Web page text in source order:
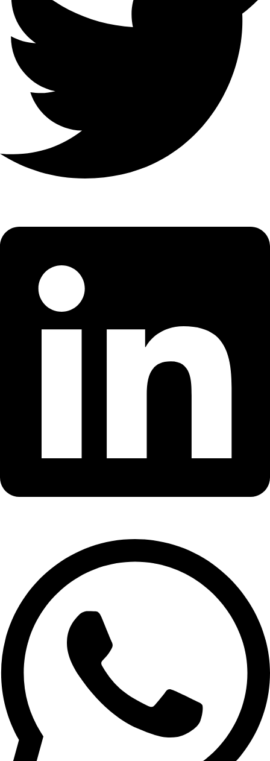
Curtir isso:
Carregando...
Compartilhe